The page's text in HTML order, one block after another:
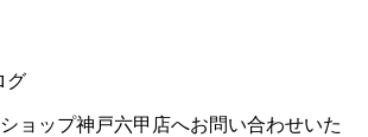
グ
ョップ神戸六甲店へお問い合わせいた